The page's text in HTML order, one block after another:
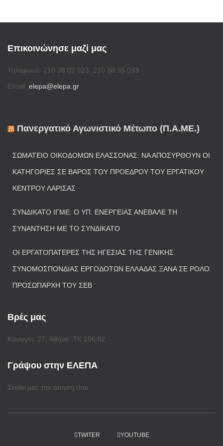
η
ρ
Επικοινώνησε μαζί μας
Τηλέφωνα: 210 38 02 923, 210 38 35 093
Email: elepa@elepa.gr
Πανεργατικό Αγωνιστικό Μέτωπο (Π.Α.ΜΕ.)
ΣΩΜΑΤΕΊΟ ΟΙΚΟΔΌΜΩΝ ΕΛΑΣΣΌΝΑΣ: ΝΑ ΑΠΟΣΥΡΘΟΎΝ ΟΙ
ΚΑΤΗΓΟΡΊΕΣ ΣΕ ΒΆΡΟΣ ΤΟΥ ΠΡΟΈΔΡΟΥ ΤΟΥ ΕΡΓΑΤΙΚΟΎ
ΚΈΝΤΡΟΥ ΛΆΡΙΣΑΣ
ΣΥΝΔΙΚΆΤΟ ΙΓΜΕ: Ο ΥΠ. ΕΝΈΡΓΕΙΑΣ ΑΝΈΒΑΛΕ ΤΗ
ΣΥΝΆΝΤΗΣΗ ΜΕ ΤΟ ΣΥΝΔΙΚΆΤΟ
ΟΙ ΕΡΓΑΤΟΠΑΤΈΡΕΣ ΤΗΣ ΗΓΕΣΊΑΣ ΤΗΣ ΓΕΝΙΚΉΣ
ΣΥΝΟΜΟΣΠΟΝΔΊΑΣ ΕΡΓΟΔΟΤΏΝ ΕΛΛΆΔΑΣ ΞΑΝΆ ΣΕ ΡΌΛΟ
ΠΡΟΣΩΠΆΡΧΗ ΤΟΥ ΣΕΒ
Βρές μας
Κάνιγγος 27, Αθήνα, ΤΚ 106 82
Γράψου στην ΕΛΕΠΑ
Στείλε μας την αίτησή σου
TWITER YOUTUBE